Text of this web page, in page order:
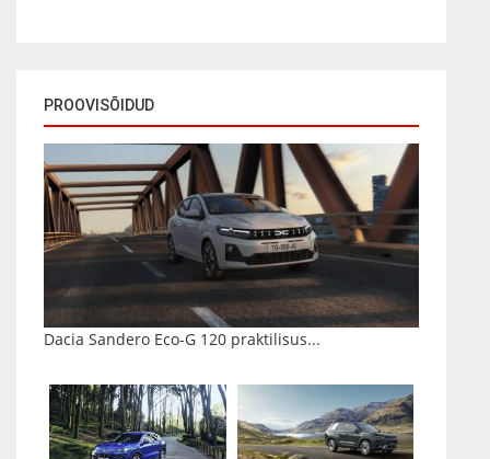
PROOVISÕIDUD
Dacia Sandero Eco-G 120 praktilisus...